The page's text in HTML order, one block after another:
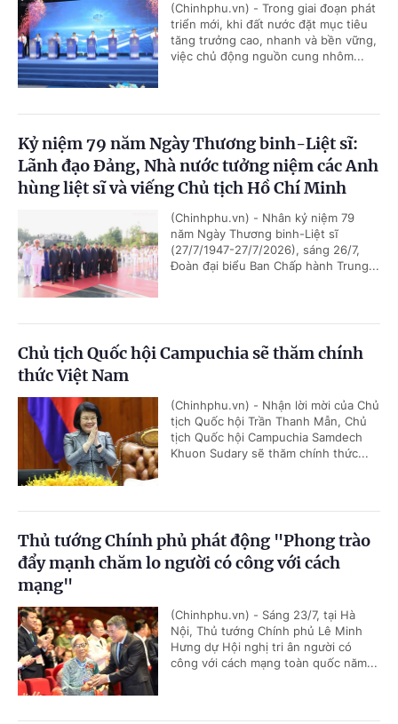
(Chinhphu.vn) - Trong giai đoạn phát
triển mới, khi đất nước đặt mục tiêu
tăng trưởng cao, nhanh và bền vững,
việc chủ động nguồn cung nhôm...
Kỷ niệm 79 năm Ngày Thương binh-Liệt sĩ:
Lãnh đạo Đảng, Nhà nước tưởng niệm các Anh
hùng liệt sĩ và viếng Chủ tịch Hồ Chí Minh
(Chinhphu.vn) - Nhân kỷ niệm 79
năm Ngày Thương binh-Liệt sĩ
(27/7/1947-27/7/2026), sáng 26/7,
Đoàn đại biểu Ban Chấp hành Trung...
Chủ tịch Quốc hội Campuchia sẽ thăm chính
thức Việt Nam
(Chinhphu.vn) - Nhận lời mời của Chủ
tịch Quốc hội Trần Thanh Mẫn, Chủ
tịch Quốc hội Campuchia Samdech
Khuon Sudary sẽ thăm chính thức...
Thủ tướng Chính phủ phát động "Phong trào
đẩy mạnh chăm lo người có công với cách
mạng"
(Chinhphu.vn) - Sáng 23/7, tại Hà
Nội, Thủ tướng Chính phủ Lê Minh
Hưng dự Hội nghị tri ân người có
công với cách mạng toàn quốc năm...